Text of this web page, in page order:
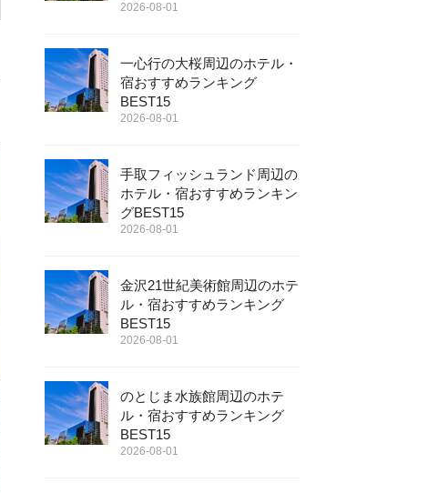
2026-08-01
一心行の大桜周辺のホテル・
宿おすすめランキング
BEST15
2026-08-01
手取フィッシュランド周辺の
ホテル・宿おすすめランキン
グBEST15
2026-08-01
金沢21世紀美術館周辺のホテ
ル・宿おすすめランキング
BEST15
2026-08-01
のとじま水族館周辺のホテ
ル・宿おすすめランキング
BEST15
2026-08-01